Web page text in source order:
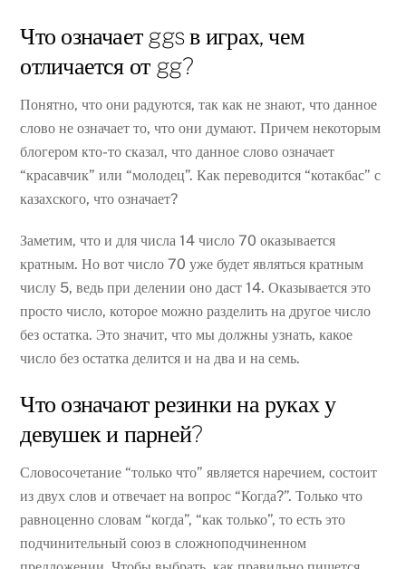
Что означает ggs в играх, чем
отличается от gg?
Понятно, что они радуются, так как не знают, что данное
слово не означает то, что они думают. Причем некоторым
блогером кто-то сказал, что данное слово означает
“красавчик” или “молодец”. Как переводится “котакбас” с
казахского, что означает?
Заметим, что и для числа 14 число 70 оказывается
кратным. Но вот число 70 уже будет являться кратным
числу 5, ведь при делении оно даст 14. Оказывается это
просто число, которое можно разделить на другое число
без остатка. Это значит, что мы должны узнать, какое
число без остатка делится и на два и на семь.
Что означают резинки на руках у
девушек и парней?
Словосочетание “только что” является наречием, состоит
из двух слов и отвечает на вопрос “Когда?”. Только что
равноценно словам “когда”, “как только”, то есть это
подчинительный союз в сложноподчиненном